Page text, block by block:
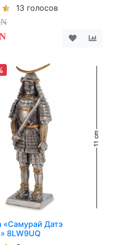
13 голосов
«Самурай Датэ
8LW9UQ